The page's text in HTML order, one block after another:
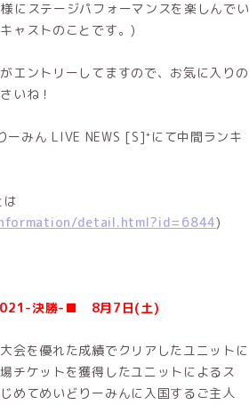
にステージパフォーマンスを楽しんでい
ャストのことです。)
エントリーしてますので、お気に入りの
いね！
みん LIVE NEWS [S]⁺にて中間ランキ
detail.html?id=6844)
決勝-■ 8月7日(土)
会を優れた成績でクリアしたユニットに
チケットを獲得したユニットによるス
めてめいどりーみんに入国するご主人